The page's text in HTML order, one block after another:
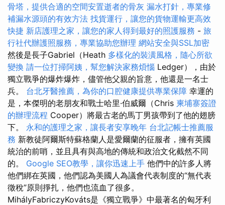
骨塔，提供合適的空間安置逝者的骨灰 漏水打針，專業修
補漏水源頭的有效方法 找貨運行，讓您的貨物運輸更高效
快捷 新店護理之家，讓您的家人得到最好的照護服務 - 旅
行社代辦護照服務，專業協助您辦理 網站安全與SSL加密
然後是長子Gabriel（Heath 多樣化的裝潢風格，隨心所欲
變換 請一位打掃阿姨，幫您解決家務煩惱 Ledger），由於
獨立戰爭的爆炸爆炸，儘管他父親的旨意，他還是一名士
兵。 台北牙醫推薦，為你的口腔健康提供專業保障 幸運的
是，本傑明的老朋友和戰士哈里·伯威爾（Chris 柬埔寨簽證
的辦理流程 Cooper）將最古老的馬丁男孩帶到了他的翅膀
下。 永和的護理之家，讓長者安享晚年 台北記帳士推薦服
務 新教徒阿爾斯特蘇格蘭人是愛爾蘭的征服者，擁有英國
統治的前哨，並且具有與高地的傳統和政治文化截然不同
的。 Google SEO教學，讓你迅速上手 他們中的許多人將
他們綁在英國，他們認為美國人為議會代表制度的“無代表
徵稅”原則掙扎，他們也流血了很多。
MihályFabriczyKováts是《獨立戰爭》中最著名的匈牙利